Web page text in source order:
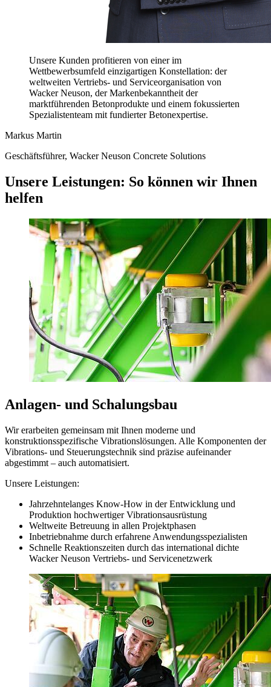
Unsere Kunden profitieren von einer im
Wettbewerbsumfeld einzigartigen Konstellation: der
weltweiten Vertriebs- und Serviceorganisation von
Wacker Neuson, der Markenbekanntheit der
marktführenden Betonprodukte und einem fokussierten
Spezialistenteam mit fundierter Betonexpertise.
Markus Martin
Geschäftsführer, Wacker Neuson Concrete Solutions
Unsere Leistungen: So können wir Ihnen
helfen
Anlagen- und Schalungsbau
Wir erarbeiten gemeinsam mit Ihnen moderne und
konstruktionsspezifische Vibrationslösungen. Alle Komponenten der
Vibrations- und Steuerungstechnik sind präzise aufeinander
abgestimmt – auch automatisiert.
Unsere Leistungen:
Jahrzehntelanges Know-How in der Entwicklung und
Produktion hochwertiger Vibrationsausrüstung
Weltweite Betreuung in allen Projektphasen
Inbetriebnahme durch erfahrene Anwendungsspezialisten
Schnelle Reaktionszeiten durch das international dichte
Wacker Neuson Vertriebs- und Servicenetzwerk